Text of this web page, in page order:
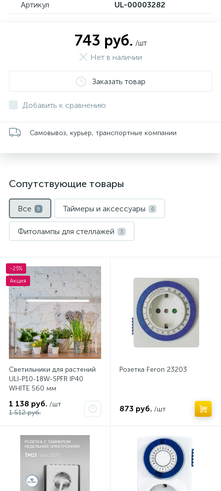
Артикул UL-00003282
743 руб. /шт
Нет в наличии
Заказать товар
Добавить к сравнению
Самовывоз, курьер, транспортные компании
Сопутствующие товары
Все 9 Таймеры и аксессуары 6
Фитолампы для стеллажей 3
-25%
Акция
Светильники для растений
ULI-P10-18W-SPFR IP40
WHITE 560 мм
1 138 руб. /шт
1 512 руб.
Розетка Feron 23203
873 руб. /шт